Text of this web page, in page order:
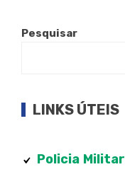
Pesquisar
LINKS ÚTEIS
Policia Militar